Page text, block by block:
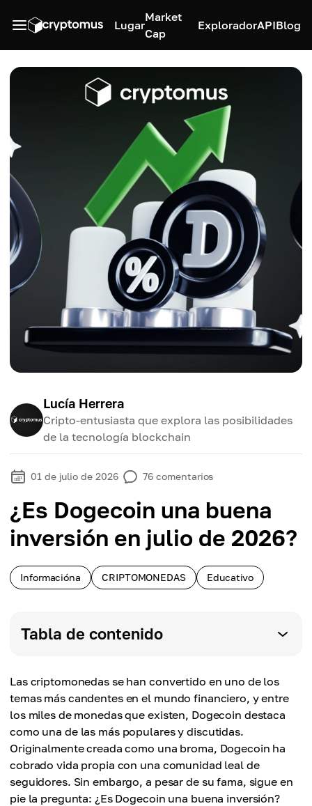
Lugar
Market
Cap
ExploradorAPIBlog
Lucía Herrera
Cripto-entusiasta que explora las posibilidades
de la tecnología blockchain
01 de julio de 2026 76 comentarios
¿Es Dogecoin una buena
inversión en julio de 2026?
Informacióna CRIPTOMONEDAS Educativo
Tabla de contenido
Las criptomonedas se han convertido en uno de los
temas más candentes en el mundo financiero, y entre
los miles de monedas que existen, Dogecoin destaca
como una de las más populares y discutidas.
Originalmente creada como una broma, Dogecoin ha
cobrado vida propia con una comunidad leal de
seguidores. Sin embargo, a pesar de su fama, sigue en
pie la pregunta: ¿Es Dogecoin una buena inversión?